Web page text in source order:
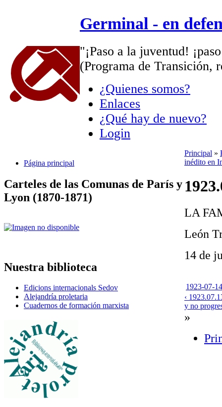
Germinal - en
"¡Paso a la juventud!
(Programa de Transición,
¿Quienes somos?
Enlaces
¿Qué hay de nuevo?
Login
Página principal
Carteles de las Comunas de París y
Lyon (1870-1871)
Nuestra biblioteca
Edicions internacionals Sedov
Alejandría proletaria
Cuadernos de formación marxista
Principal »
inédito en
LA
León
14 de
1923-07-
‹
y no
»